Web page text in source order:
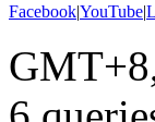
Facebook|YouTube|